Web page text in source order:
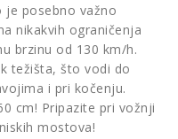
je posebno važno
nikakvih ograničenja
brzinu od 130 km/h.
težišta, što vodi do
i pri kočenju.
cm! Pripazite pri vožnji
mostova!